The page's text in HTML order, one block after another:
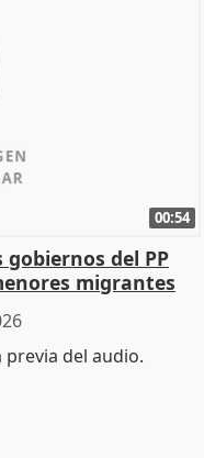
00:54
gobiernos del PP
migrantes